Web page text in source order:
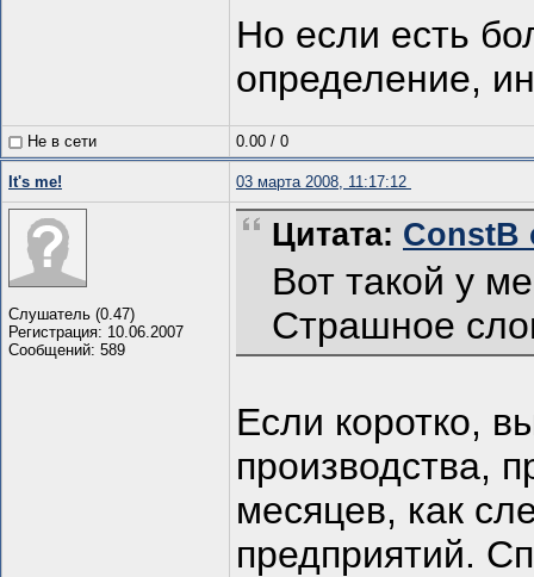
Но если есть
определение,
Не в сети 0.00 / 0
It's me! 03 марта 2008, 11:17:12
Слушатель (0.47)
Регистрация: 10.06.2007
Сообщений: 589
Цитата: ConstB
Вот такой у
Страшное
Если коротко,
производства,
месяцев, как
предприятий.